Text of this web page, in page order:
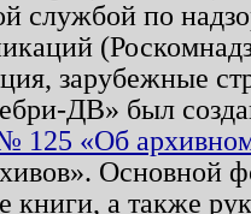
службой по
зарубежные
ДВ» был
125 «Об
Основной
книги, а также